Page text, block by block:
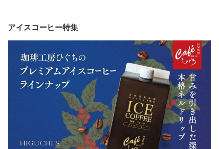
本) プレミアム 高級 珈琲
豆 自家焙煎 スペシャル
ティコーヒー プレゼント
取り寄せ
誕生日 祝い お返し お取
祝 高級 珈琲 送料無料
アイスコーヒー特集